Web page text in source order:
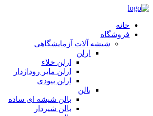
خانه
فروشگاه
شیشه آلات آزمایشگاهی
ارلن
ارلن خلاء
ارلن مایر روداژدار
ارلن بیودی
بالن
بالن شیشه ای ساده
بالن شیردار